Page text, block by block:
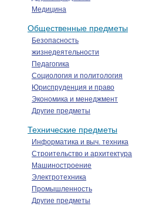
Медицина
Общественные предметы
Безопасность
жизнедеятельности
Педагогика
Социология и политология
Юриспруденция и право
Экономика и менеджмент
Другие предметы
Технические предметы
Информатика и выч. техника
Строительство и архитектура
Машиностроение
Электротехника
Промышленность
Другие предметы